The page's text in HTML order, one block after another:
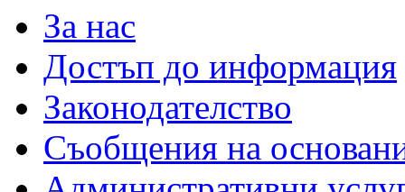
За нас
Достъп до информация
Законодателство
Съобщения на